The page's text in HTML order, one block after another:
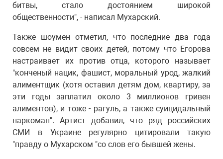
битвы, стало достоянием широкой
общественности", - написал Мухарский.
Также шоумен отметил, что последние два года
совсем не видит своих детей, потому что Егорова
настраивает их против отца, которого называет
"конченый нацик, фашист, моральный урод, жалкий
алиментщик (хотя оставил детям дом, квартиру, за
эти годы заплатил около 3 миллионов гривен
алиментов), и тоже - рагуль, а также суицидальный
наркоман". Артист добавил, что ряд российских
СМИ в Украине регулярно цитировали такую
"правду о Мухарском "со слов его бывшей жены.